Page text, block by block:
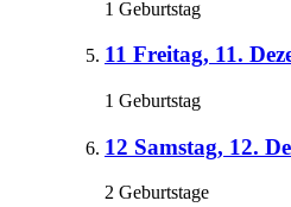
1 Geburtstag
11 Freitag, 11.
1 Geburtstag
12 Samstag, 12.
2 Geburtstage